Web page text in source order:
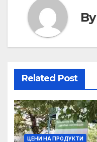
By
Related Post
ЦЕНИ НА ПРОДУКТИ